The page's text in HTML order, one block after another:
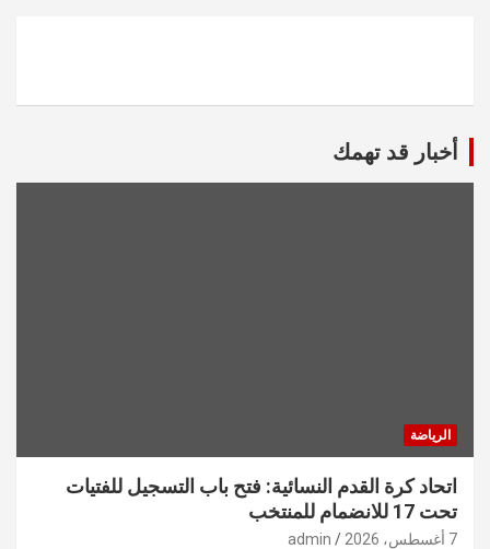
أخبار قد تهمك
الرياضة
اتحاد كرة القدم النسائية: فتح باب التسجيل للفتيات
تحت 17 للانضمام للمنتخب
7 أغسطس، 2026 admin